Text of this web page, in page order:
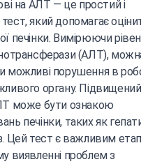
на АЛТ — це простий і
який допомагає
печінки. Вимірюючи
(АЛТ),
можливі порушення в
органу. Підвищений
може бути ознакою
печінки, таких як
Цей тест є важливим
виявленні проблем з